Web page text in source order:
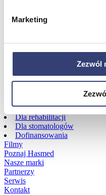
Marketing
Zezwól
Wynajem
Zobacz wszystko
Robot rehabilitacyjny
Robotyka w rehabilitacji
Dla rehabilitacji
Dla stomatologów
Dofinansowania
Filmy
Poznaj Hasmed
Nasze marki
Partnerzy
Serwis
Kontakt